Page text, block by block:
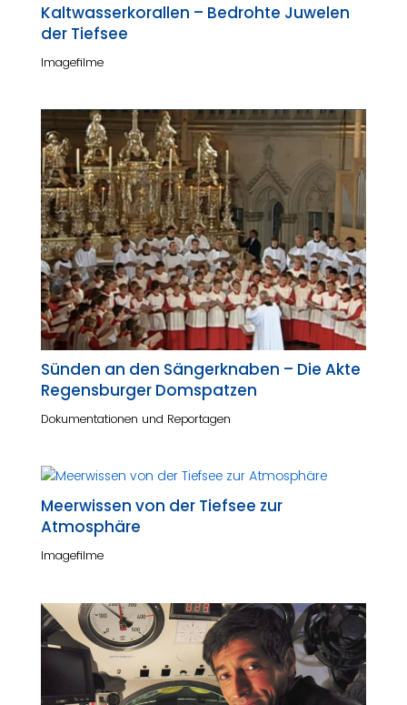
Kaltwasserkorallen – Bedrohte Juwelen
der Tiefsee
Imagefilme
Sünden an den Sängerknaben – Die Akte
Regensburger Domspatzen
Dokumentationen und Reportagen
Meerwissen von der Tiefsee zur
Atmosphäre
Imagefilme